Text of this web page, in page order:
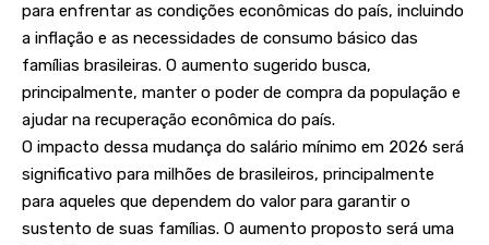
para enfrentar as condições econômicas do país, incluindo
a inflação e as necessidades de consumo básico das
famílias brasileiras. O aumento sugerido busca,
principalmente, manter o poder de compra da população e
ajudar na recuperação econômica do país.
O impacto dessa mudança do salário mínimo em 2026 será
significativo para milhões de brasileiros, principalmente
para aqueles que dependem do valor para garantir o
sustento de suas famílias. O aumento proposto será uma